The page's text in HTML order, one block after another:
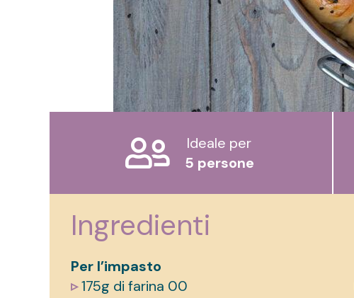
Ideale per
5 persone
Ingredienti
Per l’impasto
▹175g di farina 00